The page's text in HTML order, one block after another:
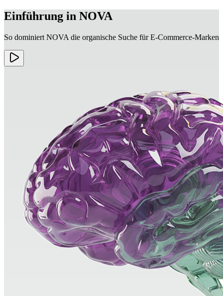
Einführung in NOVA
So dominiert NOVA die organische Suche für E‑Commerce‑Marken